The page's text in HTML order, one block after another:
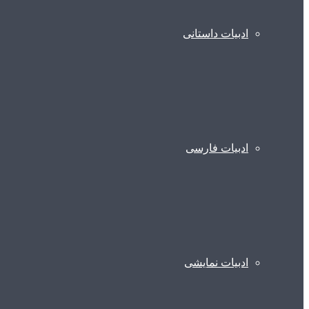
ادبیات داستانی
ادبیات فارسی
ادبیات نمایشی